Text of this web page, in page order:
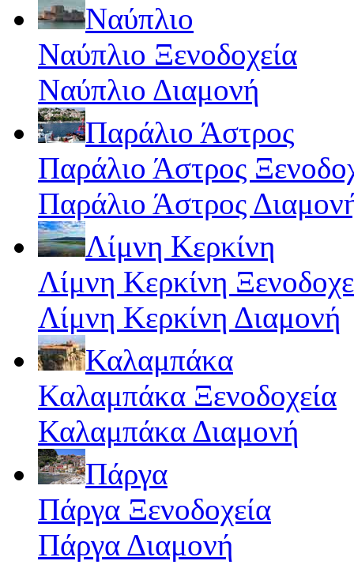
Ναύπλιο
Ναύπλιο Ξενοδοχεία
Ναύπλιο Διαμονή
Παράλιο Άστρος
Παράλιο Άστρος
Παράλιο Άστρος
Λίμνη Κερκίνη
Λίμνη Κερκίνη
Λίμνη Κερκίνη Διαμονή
Καλαμπάκα
Καλαμπάκα Ξενοδοχεία
Καλαμπάκα Διαμονή
Πάργα
Πάργα Ξενοδοχεία
Πάργα Διαμονή